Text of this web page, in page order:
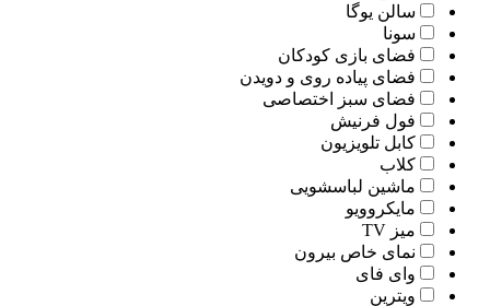
سالن یوگا
سونا
فضای بازی کودکان
فضای پیاده روی و دویدن
فضای سبز اختصاصی
فول فرنیش
کابل تلویزیون
کلاب
ماشین لباسشویی
مایکروویو
میز TV
نمای خاص بیرون
وای فای
ویترین